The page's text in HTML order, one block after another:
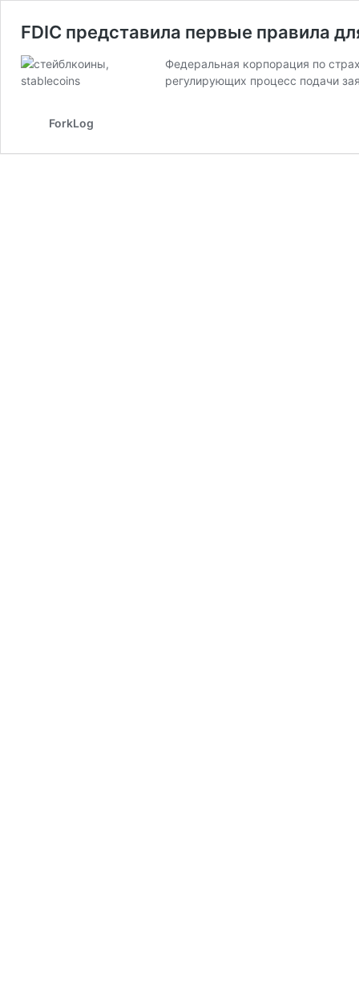
FDIC представила первые правила
Федеральная корпорация по
регулирующих процесс подачи
ForkLog